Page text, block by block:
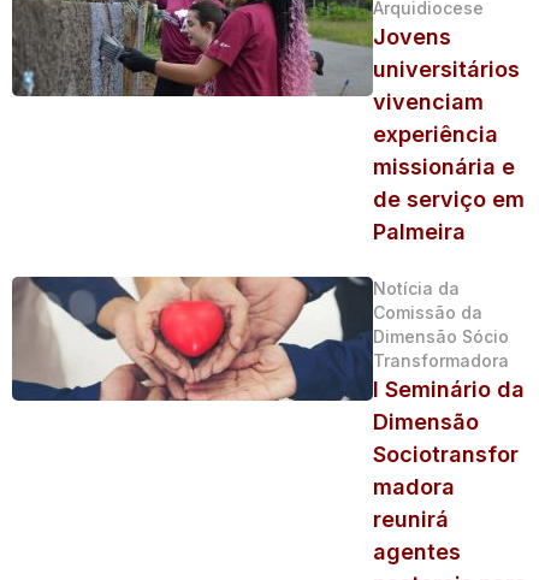
Arquidiocese
Jovens
universitários
vivenciam
experiência
missionária e
de serviço em
Palmeira
Notícia da
Comissão da
Dimensão Sócio
Transformadora
I Seminário da
Dimensão
Sociotransfor
madora
reunirá
agentes